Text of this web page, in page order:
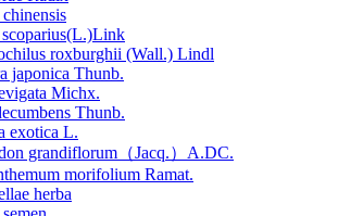
roxburghii (Wall.) Lindl
japonica Thunb.
Michx.
Thunb.
exotica L.
grandiflorum（Jacq.）A.DC.
morifolium Ramat.
herba